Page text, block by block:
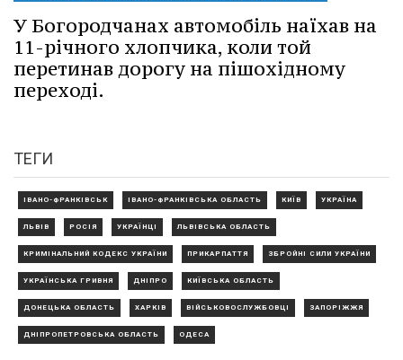
У Богородчанах автомобіль наїхав на
11-річного хлопчика, коли той
перетинав дорогу на пішохідному
переході.
ТЕГИ
ІВАНО-ФРАНКІВСЬК ІВАНО-ФРАНКІВСЬКА ОБЛАСТЬ КИЇВ УКРАЇНА
ЛЬВІВ РОСІЯ УКРАЇНЦІ ЛЬВІВСЬКА ОБЛАСТЬ
КРИМІНАЛЬНИЙ КОДЕКС УКРАЇНИ ПРИКАРПАТТЯ ЗБРОЙНІ СИЛИ УКРАЇНИ
УКРАЇНСЬКА ГРИВНЯ ДНІПРО КИЇВСЬКА ОБЛАСТЬ
ДОНЕЦЬКА ОБЛАСТЬ ХАРКІВ ВІЙСЬКОВОСЛУЖБОВЦІ ЗАПОРІЖЖЯ
ДНІПРОПЕТРОВСЬКА ОБЛАСТЬ ОДЕСА